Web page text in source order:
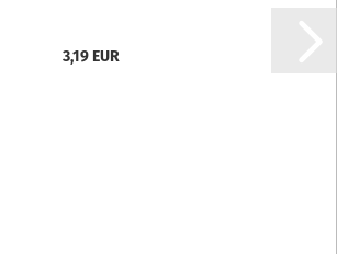
3,19 EUR